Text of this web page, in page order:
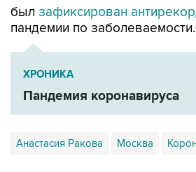
был зафиксирован
пандемии по заболеваемости.
ХРОНИКА
Пандемия коронавируса
Анастасия Ракова Москва